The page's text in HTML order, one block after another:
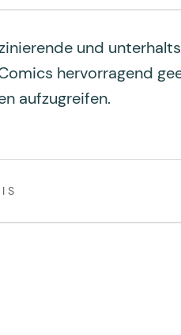
und
hervorragend
aufzugreifen.